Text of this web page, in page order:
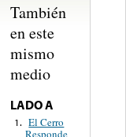
También
en este
mismo
medio
LADO A
1. El Cerro
Responde